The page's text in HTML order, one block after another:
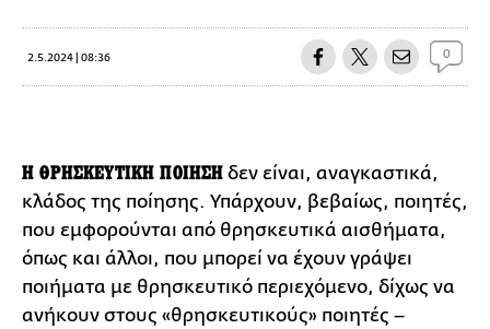
2.5.2024 | 08:36 0
Η ΘΡΗΣΚΕΥΤΙΚΗ ΠΟΙΗΣΗ δεν είναι, αναγκαστικά,
κλάδος της ποίησης. Υπάρχουν, βεβαίως, ποιητές,
που εμφορούνται από θρησκευτικά αισθήματα,
όπως και άλλοι, που μπορεί να έχουν γράψει
ποιήματα με θρησκευτικό περιεχόμενο, δίχως να
ανήκουν στους «θρησκευτικούς» ποιητές –